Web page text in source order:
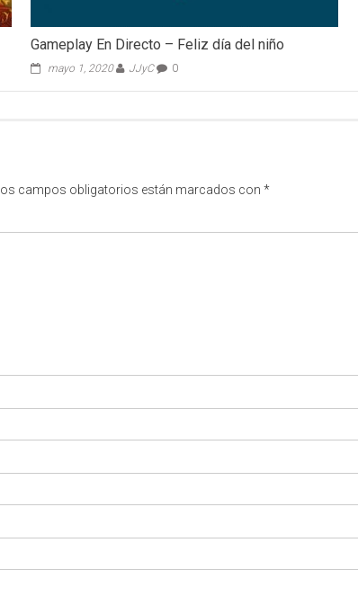
Gameplay En Directo – Feliz día del niño
mayo 1, 2020 JJyC 0
Los campos obligatorios están marcados con *